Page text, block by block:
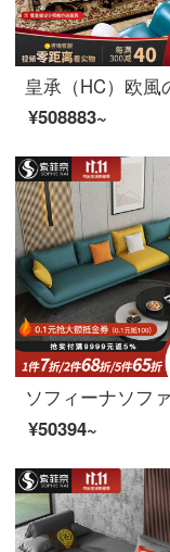
¥508883~
¥50394~